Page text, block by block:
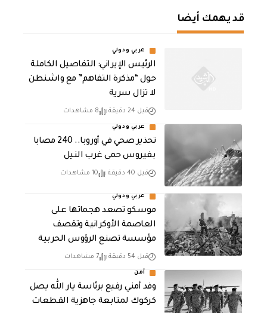
قد يهمك أيضا
عربي ودولي
الرئيس الإيراني: التفاصيل الكاملة
حول “مذكرة التفاهم” مع واشنطن
لا تزال سرية
قبل 24 دقيقة 8 مشاهدات
عربي ودولي
تحذير صحي في أوروبا.. 240 مصابا
بفيروس حمى غرب النيل
قبل 40 دقيقة 10 مشاهدات
عربي ودولي
موسكو تصعد هجماتها على
العاصمة الأوكرانية وتقصف
مؤسسة تصنع الرؤوس الحربية
قبل 54 دقيقة 7 مشاهدات
أمن
وفد أمني رفيع برئاسة يار الله يصل
كركوك لمتابعة جاهزية القطعات